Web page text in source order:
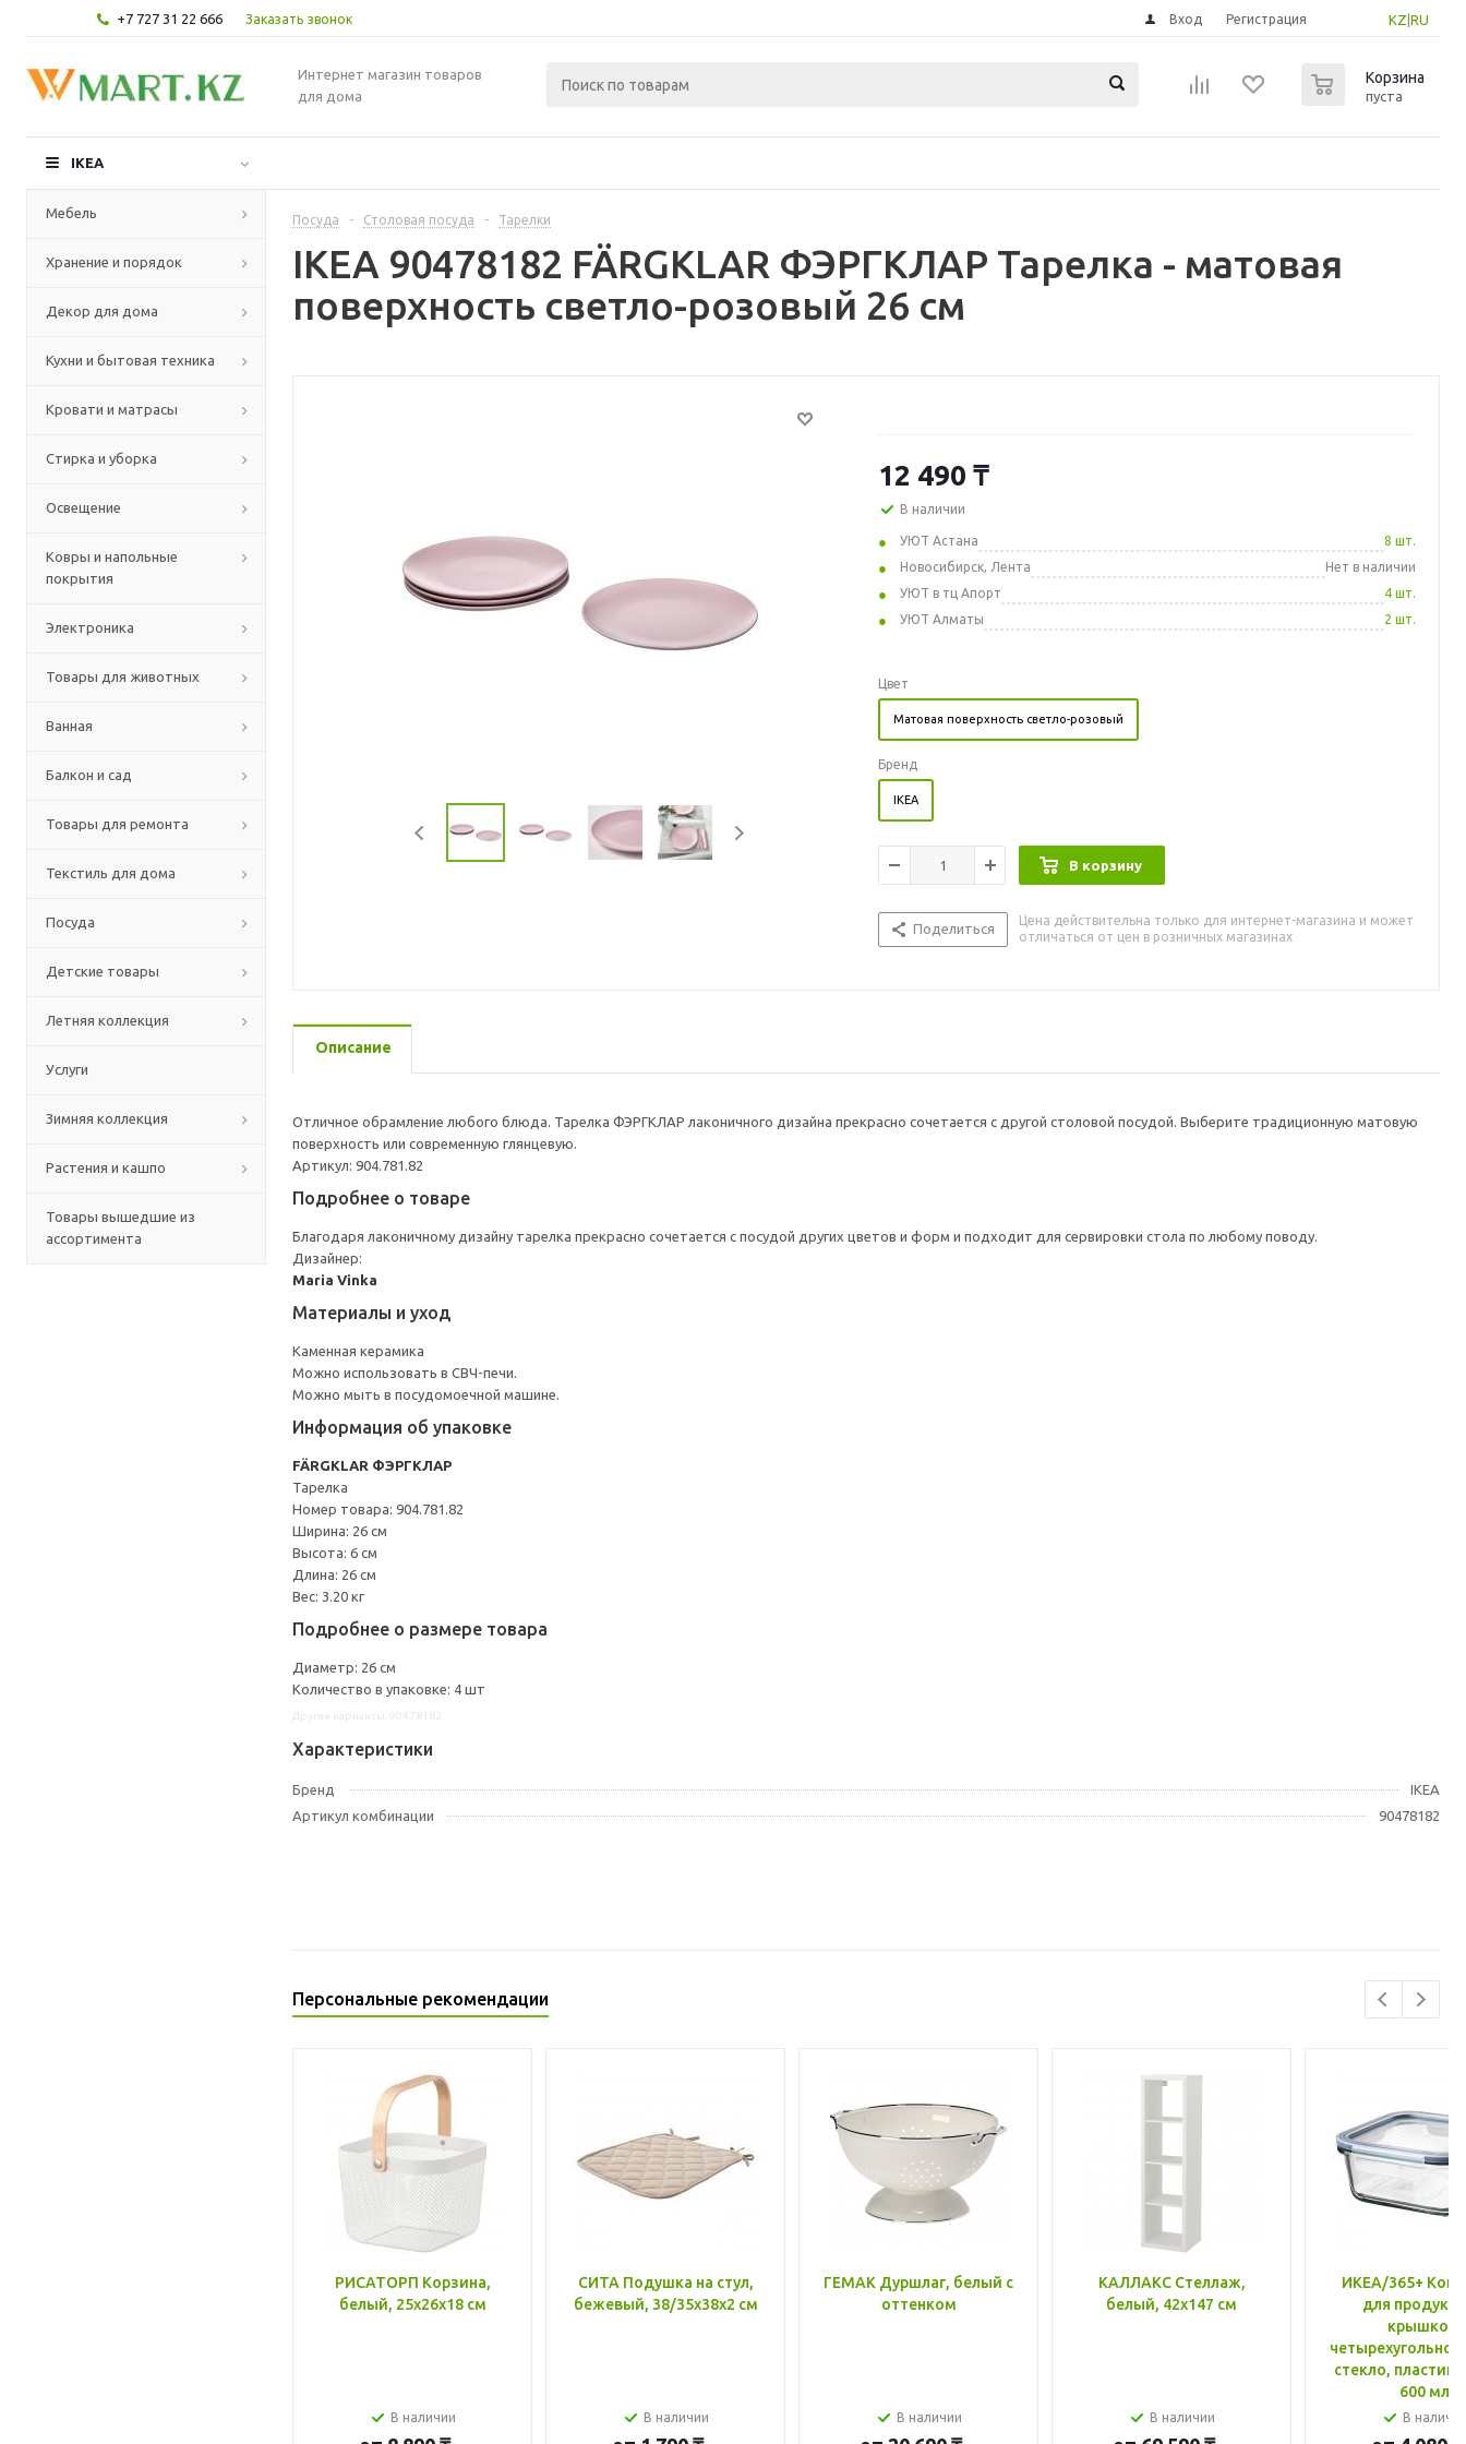
+7 727 31 22 666 Заказать звонок KZ RU
Вход Регистрация
Интернет магазин товаров
для дома
Корзина
пуста
IKEA
Мебель
Хранение и порядок
Декор для дома
Кухни и бытовая техника
Кровати и матрасы
Стирка и уборка
Освещение
Ковры и напольные
покрытия
Электроника
Товары для животных
Ванная
Балкон и сад
Товары для ремонта
Текстиль для дома
Посуда
Детские товары
Летняя коллекция
Услуги
Зимняя коллекция
Растения и кашпо
Товары вышедшие из
ассортимента
Посуда - Столовая посуда - Тарелки
IKEA 90478182 FÄRGKLAR ФЭРГКЛАР Тарелка - матовая
поверхность светло-розовый 26 см
12 490 ₸
В наличии
УЮТ Астана
8 шт.
Новосибирск, Лента
Нет в наличии
УЮТ в тц Апорт
4 шт.
УЮТ Алматы
2 шт.
Цвет
Матовая поверхность светло-розовый
Бренд
IKEA
В корзину
Поделиться
Цена действительна только для интернет-магазина и может
отличаться от цен в розничных магазинах
Описание
Отличное обрамление любого блюда. Тарелка ФЭРГКЛАР лаконичного дизайна прекрасно сочетается с другой столовой посудой. Выберите традиционную матовую
поверхность или современную глянцевую.
Артикул: 904.781.82
Подробнее о товаре
Благодаря лаконичному дизайну тарелка прекрасно сочетается с посудой других цветов и форм и подходит для сервировки стола по любому поводу.
Дизайнер:
Maria Vinka
Материалы и уход
Каменная керамика
Можно использовать в СВЧ-печи.
Можно мыть в посудомоечной машине.
Информация об упаковке
FÄRGKLAR ФЭРГКЛАР
Тарелка
Номер товара: 904.781.82
Ширина: 26 см
Высота: 6 см
Длина: 26 см
Вес: 3.20 кг
Подробнее о размере товара
Диаметр: 26 см
Количество в упаковке: 4 шт
Характеристики
Бренд
IKEA
Артикул комбинации
90478182
Персональные рекомендации
РИСАТОРП Корзина,
белый, 25x26x18 см
В наличии
СИТА Подушка на стул,
бежевый, 38/35x38x2 см
В наличии
ГЕМАК Дуршлаг, белый с
оттенком
В наличии
КАЛЛАКС Стеллаж,
белый, 42x147 см
В наличии
ИКЕА/365+
для
крышкой,
стекло, пластик
600 мл
В